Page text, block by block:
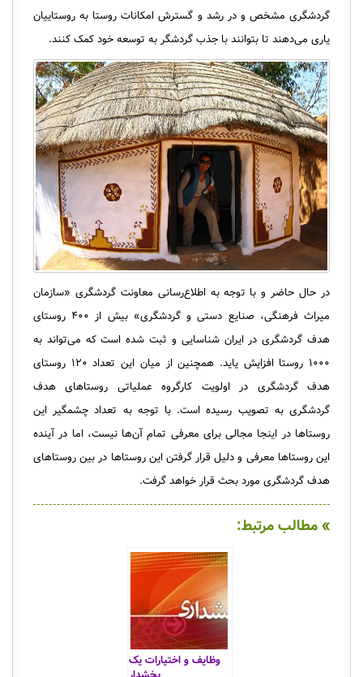
گردشگری مشخص و در رشد و گسترش امکانات روستا به روستاییان
یاری می‌دهند تا بتوانند با جذب گردشگر به توسعه خود کمک کنند.
در حال حاضر و با توجه به اطلاع‌رسانی معاونت گردشگری «سازمان
میراث فرهنگی، صنایع دستی و گردشگری» بیش از ۴۰۰ روستای
هدف گردشگری در ایران شناسایی و ثبت شده است که می‌تواند به
۱۰۰۰ روستا افزایش یاید. همچنین از میان این تعداد ۱۲۰ روستای
هدف گردشگری در اولویت کارگروه عملیاتی روستاهای هدف
گردشگری به تصویب رسیده است. با توجه به تعداد چشمگیر این
روستاها در اینجا مجالی برای معرفی تمام آن‌ها نیست، اما در آینده
این روستاها معرفی و دلیل قرار گرفتن این روستاها در بین روستاهای
هدف گردشگری مورد بحث قرار خواهد گرفت.
» مطالب مرتبط:
وظایف و اختیارات یک